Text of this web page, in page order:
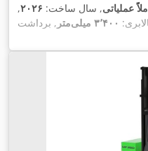
عملیاتی, سال ساخت: ۲۰۲۶,
۳٬۴۰۰ میلی‌متر
, برداشت
, سازنده
Yanmar Stage III
, ضخامت چنگال:
با هوا)
شده با هوا)